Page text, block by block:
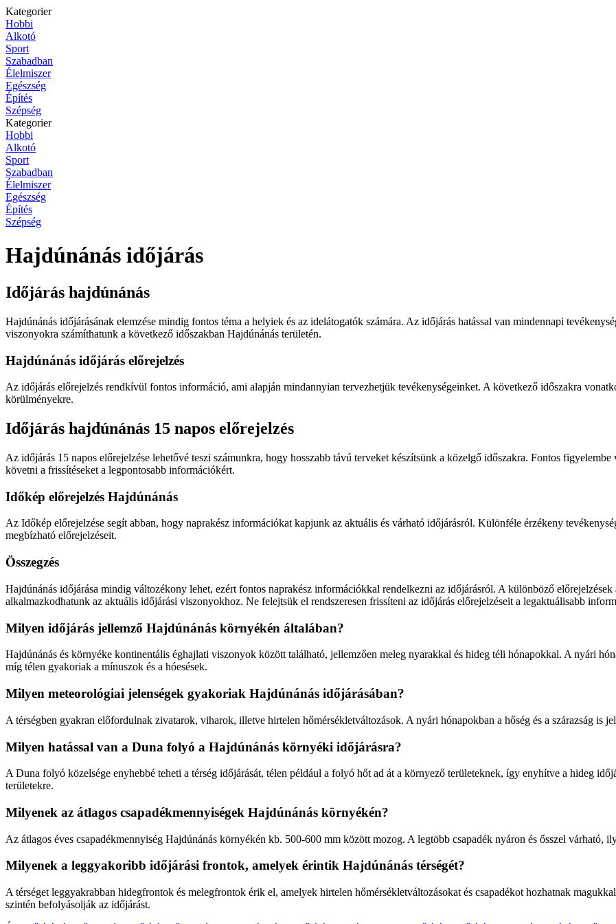
Kategorier
Hobbi
Alkotó
Sport
Szabadban
Élelmiszer
Egészség
Építés
Szépség
Kategorier
Hobbi
Alkotó
Sport
Szabadban
Élelmiszer
Egészség
Építés
Szépség
Hajdúnánás időjárás
Időjárás hajdúnánás
Hajdúnánás időjárásának elemzése mindig fontos téma a helyiek és az idelátogatók számára. Az időjárás hatással van mindennapi
viszonyokra számíthatunk a következő időszakban Hajdúnánás területén.
Hajdúnánás időjárás előrejelzés
Az időjárás előrejelzés rendkívül fontos információ, ami alapján mindannyian tervezhetjük tevékenységeinket. A következő időszakra
körülményekre.
Időjárás hajdúnánás 15 napos előrejelzés
Az időjárás 15 napos előrejelzése lehetővé teszi számunkra, hogy hosszabb távú terveket készítsünk a közelgő időszakra. Fontos
követni a frissítéseket a legpontosabb információkért.
Időkép előrejelzés Hajdúnánás
Az Időkép előrejelzése segít abban, hogy naprakész információkat kapjunk az aktuális és várható időjárásról. Különféle érzékeny
megbízható előrejelzéseit.
Összegzés
Hajdúnánás időjárása mindig változékony lehet, ezért fontos naprakész információkkal rendelkezni az időjárásról. A különböző
alkalmazkodhatunk az aktuális időjárási viszonyokhoz. Ne felejtsük el rendszeresen frissíteni az időjárás előrejelzéseit a legaktuálisabb
Milyen időjárás jellemző Hajdúnánás környékén általában?
Hajdúnánás és környéke kontinentális éghajlati viszonyok között található, jellemzően meleg nyarakkal és hideg téli hónapokkal. A nyári
míg télen gyakoriak a mínuszok és a hóesések.
Milyen meteorológiai jelenségek gyakoriak Hajdúnánás időjárásában?
A térségben gyakran előfordulnak zivatarok, viharok, illetve hirtelen hőmérsékletváltozások. A nyári hónapokban a hőség és a szárazság is
Milyen hatással van a Duna folyó a Hajdúnánás környéki időjárásra?
A Duna folyó közelsége enyhebbé teheti a térség időjárását, télen például a folyó hőt ad át a környező területeknek, így enyhítve a hideg
területekre.
Milyenek az átlagos csapadékmennyiségek Hajdúnánás környékén?
Az átlagos éves csapadékmennyiség Hajdúnánás környékén kb. 500-600 mm között mozog. A legtöbb csapadék nyáron és ősszel várható,
Milyenek a leggyakoribb időjárási frontok, amelyek érintik Hajdúnánás térségét?
A térséget leggyakrabban hidegfrontok és melegfrontok érik el, amelyek hirtelen hőmérsékletváltozásokat és csapadékot hozhatnak
szintén befolyásolják az időjárást.